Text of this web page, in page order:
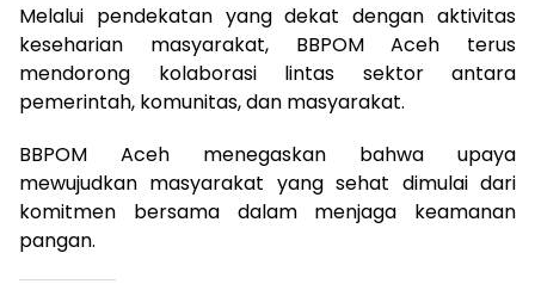
Melalui pendekatan yang dekat dengan aktivitas
keseharian masyarakat, BBPOM Aceh terus
mendorong kolaborasi lintas sektor antara
pemerintah, komunitas, dan masyarakat.
BBPOM Aceh menegaskan bahwa upaya
mewujudkan masyarakat yang sehat dimulai dari
komitmen bersama dalam menjaga keamanan
pangan.